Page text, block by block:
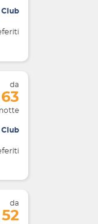
Club
da
Club
da